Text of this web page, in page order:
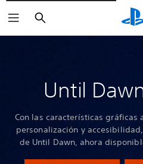
Buscar
Until
Con las características gráficas
personalización y
de Until Dawn, ahora